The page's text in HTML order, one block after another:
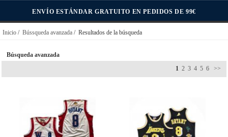
ENVÍO ESTÁNDAR GRATUITO EN PEDIDOS DE 99€
Inicio / Bússqueda avanzada / Resultados de la búsqueda
Búsqueda avanzada
1 2 3 4 5 6 >>